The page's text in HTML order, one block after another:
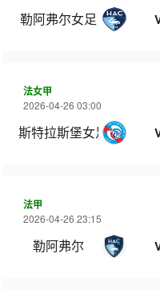
勒阿弗尔女足
法女甲
2026-04-26 03:00
斯特拉斯堡女足
法甲
2026-04-26 23:15
勒阿弗尔